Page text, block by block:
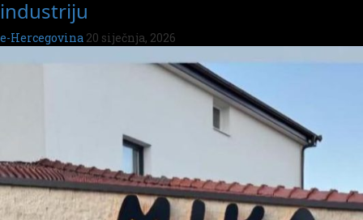
industriju
e-Hercegovina 20 siječnja, 2026